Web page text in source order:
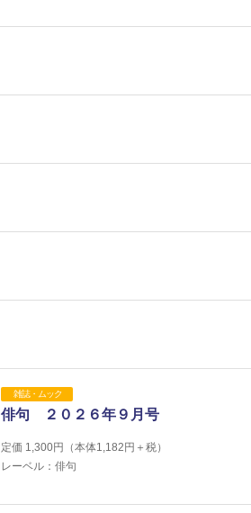
雑誌・ムック
俳句 ２０２６年９月号
定価 1,300円（本体1,182 円＋税）
レーベル：俳句